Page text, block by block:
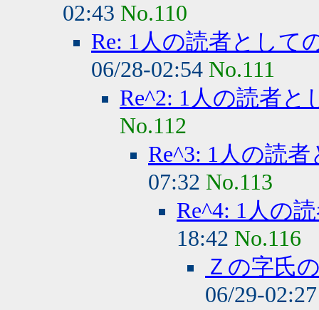
02:43 No.110
Re: 1人の読者として
06/28-02:54 No.111
Re^2: 1人の読者と
No.112
Re^3: 1人の読
07:32 No.113
Re^4: 1人の
18:42 No.116
Ｚの字氏
06/29-